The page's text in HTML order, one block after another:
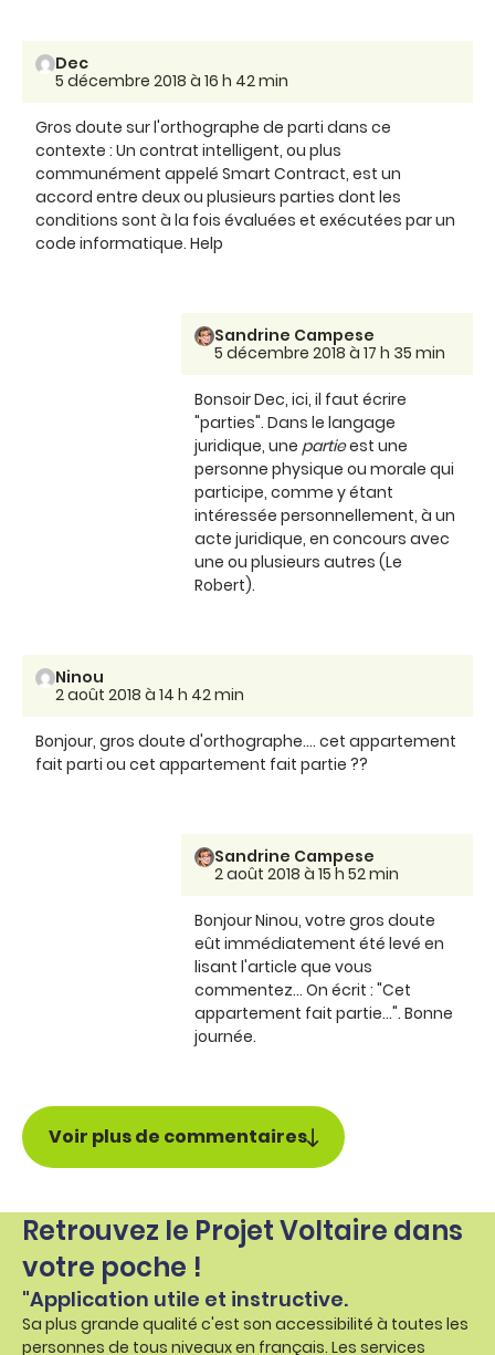
Dec
5 décembre 2018 à 16 h 42 min
Gros doute sur l'orthographe de parti dans ce
contexte : Un contrat intelligent, ou plus
communément appelé Smart Contract, est un
accord entre deux ou plusieurs parties dont les
conditions sont à la fois évaluées et exécutées par un
code informatique. Help
Sandrine Campese
5 décembre 2018 à 17 h 35 min
Bonsoir Dec, ici, il faut écrire
"parties". Dans le langage
juridique, une partieest une
personne physique ou morale qui
participe, comme y étant
intéressée personnellement, à un
acte juridique, en concours avec
une ou plusieurs autres (Le
Robert).
Ninou
2 août 2018 à 14 h 42 min
Bonjour, gros doute d'orthographe.... cet appartement
fait parti ou cet appartement fait partie ??
Sandrine Campese
2 août 2018 à 15 h 52 min
Bonjour Ninou, votre gros doute
eût immédiatement été levé en
lisant l'article que vous
commentez... On écrit : "Cet
appartement fait partie...". Bonne
journée.
Voir plus de commentaires
Retrouvez le Projet Voltaire dans
votre poche !
"Application utile et instructive.
Sa plus grande qualité c'est son accessibilité à toutes les
personnes de tous niveaux en français. Les services